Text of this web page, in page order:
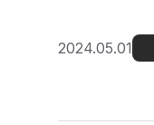
2024.05.01